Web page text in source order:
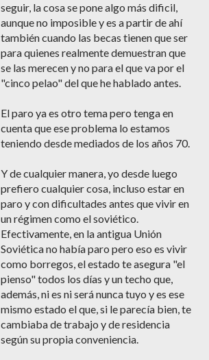
seguir, la cosa se pone algo más dificil,
aunque no imposible y es a partir de ahí
también cuando las becas tienen que ser
para quienes realmente demuestran que
se las merecen y no para el que va por el
"cinco pelao" del que he hablado antes.
El paro ya es otro tema pero tenga en
cuenta que ese problema lo estamos
teniendo desde mediados de los años 70.
Y de cualquier manera, yo desde luego
prefiero cualquier cosa, incluso estar en
paro y con dificultades antes que vivir en
un régimen como el soviético.
Efectivamente, en la antigua Unión
Soviética no había paro pero eso es vivir
como borregos, el estado te asegura "el
pienso" todos los días y un techo que,
además, ni es ni será nunca tuyo y es ese
mismo estado el que, si le parecía bien, te
cambiaba de trabajo y de residencia
según su propia conveniencia.